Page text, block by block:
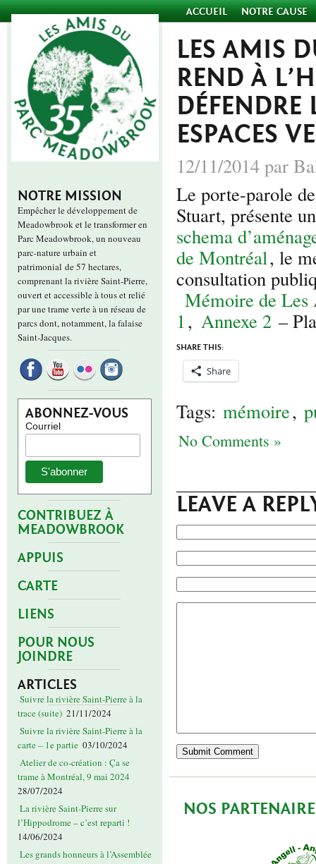
ACCUEIL NOTRE CAUSE
NOTRE MISSION
Empêcher le développement de
Meadowbrook et le transformer en
Parc Meadowbrook, un nouveau
parc-nature urbain et
patrimonial de 57 hectares,
comprenant la rivière Saint-Pierre,
ouvert et accessible à tous et relié
par une trame verte à un réseau de
parcs dont, notamment, la falaise
Saint-Jacques.
ABONNEZ-VOUS
Courriel
CONTRIBUEZ À
MEADOWBROOK
APPUIS
CARTE
LIENS
POUR NOUS
JOINDRE
ARTICLES
Suivre la rivière Saint-Pierre à la
trace (suite) 21/11/2024
Suivre la rivière Saint-Pierre à la
carte – 1e partie 03/10/2024
Atelier de co-création : Ça se
trame à Montréal, 9 mai 2024
28/07/2024
La rivière Saint-Pierre sur
l’Hippodrome – c’est reparti !
14/06/2024
Les grands honneurs à l’Assemblée
LES AMIS
REND À
DÉFENDRE
ESPACES
12/11/2014 par
Le porte-parole
Stuart, présente
schema
de Montréal, le
consultation
Mémoire de Les
1, Annexe 2 –
SHARE THIS:
Share
Tags: mémoire,
No Comments »
LEAVE A
NOS